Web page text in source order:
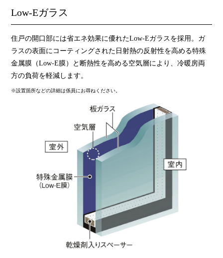
Low-Eガラス
住戸の開口部には省エネ効果に優れたLow-Eガラスを採用。ガ
ラスの表面にコーティングされた日射熱の反射性を高める特殊
金属膜（Low-E膜）と断熱性を高める空気層により、冷暖房両
方の負荷を軽減します。
※設置箇所などの詳細は係員にお尋ねください。